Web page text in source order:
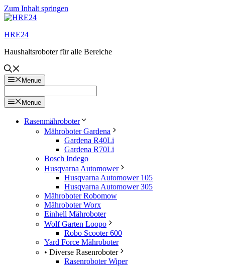
Zum Inhalt springen
HRE24
Haushaltsroboter für alle Bereiche
Menue
Menue
Rasenmähroboter
Mähroboter Gardena
Gardena R40Li
Gardena R70Li
Bosch Indego
Husqvarna Automower
Husqvarna Automower 105
Husqvarna Automower 305
Mähroboter Robomow
Mähroboter Worx
Einhell Mähroboter
Wolf Garten Loopo
Robo Scooter 600
Yard Force Mähroboter
• Diverse Rasenroboter
Rasenroboter Wiper